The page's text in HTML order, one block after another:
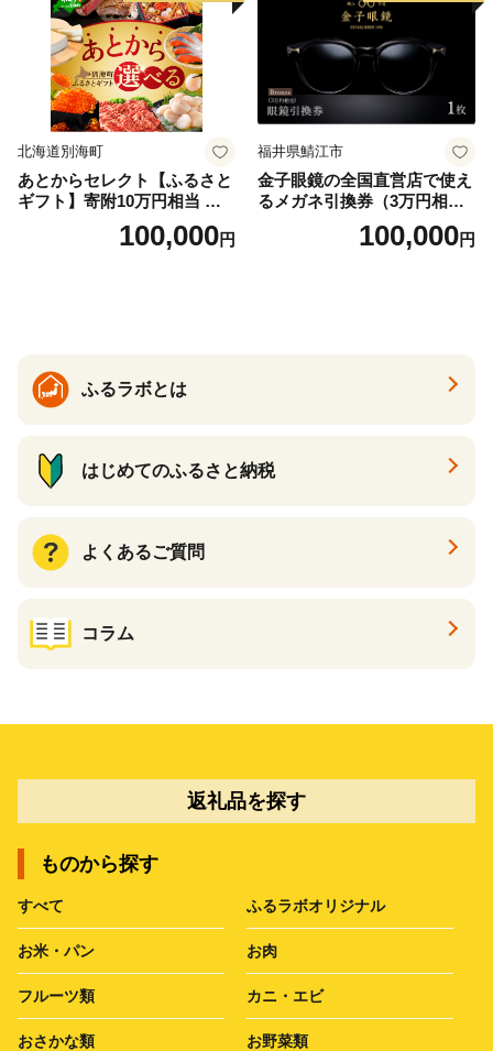
北海道別海町
あとからセレクト【ふるさと
ギフト】寄附10万円相当 あ
とから選べる！ ギフト いく
ら ほたて 海鮮 牛肉 別海町
ギフト ふるさと納税 ）
100,000円
福井県鯖江市
金子眼鏡の全国直営店で使え
るメガネ引換券（3万円相
100,000円
ふるラボとは
はじめてのふるさと納税
よくあるご質問
コラム
返礼品を探す
ものから探す
すべて ふるラボオリジナル
お米・パン お肉
フルーツ類 カニ・エビ
おさかな類 お野菜類